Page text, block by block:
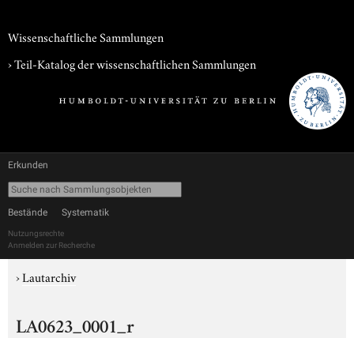
Wissenschaftliche Sammlungen
› Teil-Katalog der wissenschaftlichen Sammlungen
Erkunden
Bestände Systematik
Nutzungsrechte
Anmelden zur Recherche
›Lautarchiv
LA0623_0001_r